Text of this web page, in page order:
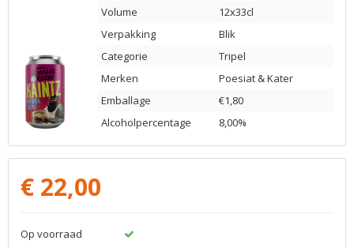
Volume
12x33cl
Verpakking
Blik
Categorie
Tripel
Merken
Poesiat & Kater
Emballage
€1,80
Alcoholpercentage
8,00%
€ 22,00
Op voorraad